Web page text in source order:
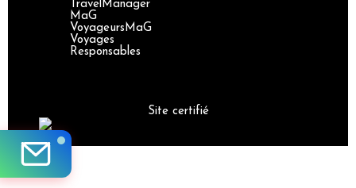
TravelManager
MaG
VoyageursMaG
Voyages
Responsables
Site certifié